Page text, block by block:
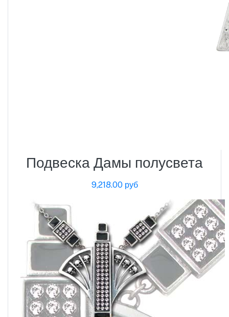
Подвеска Дамы полусвета
9,218.00 руб